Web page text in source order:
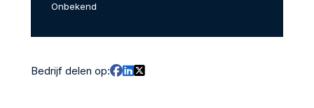
Onbekend
Bedrijf delen op: